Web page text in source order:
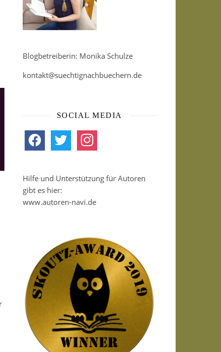
Blogbetreiberin: Monika Schulze
kontakt@suechtignachbuechern.de
SOCIAL MEDIA
facebook twitter instagram
Hilfe und Unterstützung für Autoren
gibt es hier:
www.autoren-navi.de